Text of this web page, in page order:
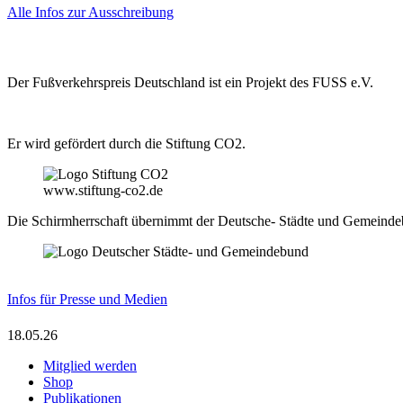
Alle Infos zur Ausschreibung
Der Fußverkehrspreis Deutschland ist ein Projekt des FUSS e.V.
Er wird gefördert durch die Stiftung CO2.
www.stiftung-co2.de
Die Schirmherrschaft übernimmt der Deutsche- Städte und
Infos für Presse und Medien
18.05.26
Mitglied werden
Shop
Publikationen